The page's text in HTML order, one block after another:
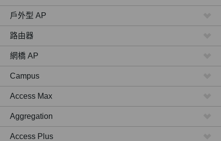
戶外型 AP
路由器
網橋 AP
Campus
Access Max
Aggregation
Access Plus